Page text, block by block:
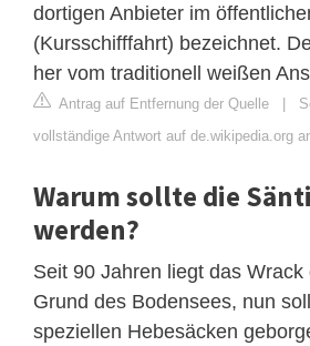
dortigen Anbieter im
(Kursschifffahrt) bezeichnet.
her vom traditionell weißen
Antrag auf Entfernung der Quelle |
vollständige Antwort auf de.wikipedia.org
Warum sollte die
werden?
Seit 90 Jahren liegt das
Grund des Bodensees, nun
speziellen Hebesäcken